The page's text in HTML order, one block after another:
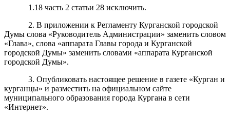
1.18 часть 2 статьи 28 исключить.
2. В приложении к Регламенту Курганской городской
Думы слова «Руководитель Администрации» заменить словом
«Глава», слова «аппарата Главы города и Курганской
городской Думы» заменить словами «аппарата Курганской
городской Думы».
3. Опубликовать настоящее решение в газете «Курган и
курганцы» и разместить на официальном сайте
муниципального образования города Кургана в сети
«Интернет».